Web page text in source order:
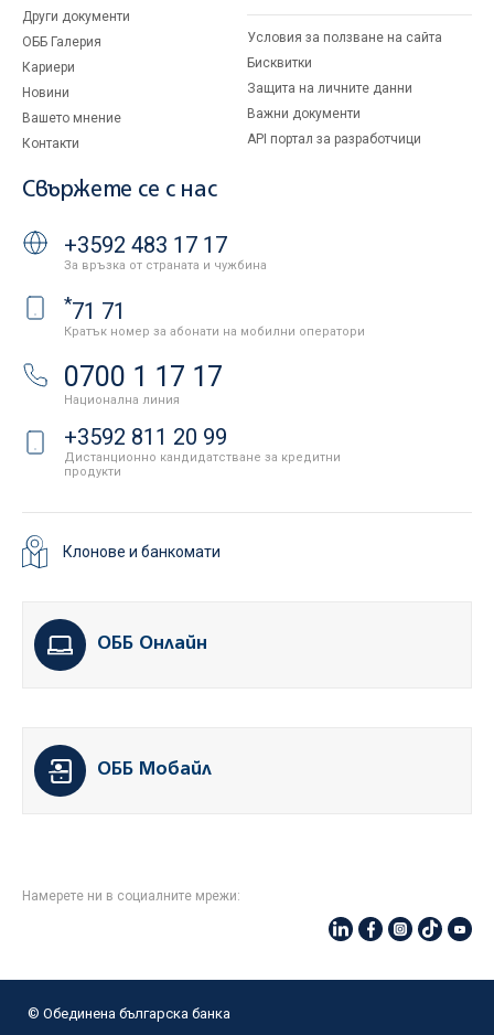
Други документи
ОББ Галерия
Кариери
Новини
Вашето мнение
Контакти
Условия за ползване на сайта
Бисквитки
Защита на личните данни
Важни документи
API портал за разработчици
Свържете се с нас
+3592 483 17 17
За връзка от страната и чужбина
*71 71
Кратък номер за абонати на мобилни оператори
0700 1 17 17
Национална линия
+3592 811 20 99
Дистанционно кандидатстване за кредитни
продукти
Клонове и банкомати
ОББ Онлайн
ОББ Мобайл
Намерете ни в социалните мрежи:
© Oбединена българска банка